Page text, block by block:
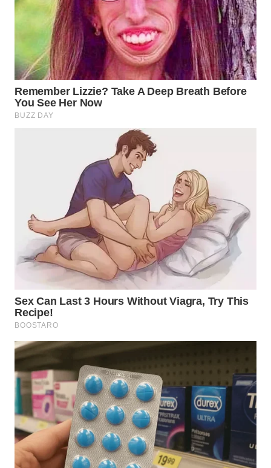
TAPANULI
TENGAH
WN DELI
SERDANG
WN
KARAWANG
WN
BEKASI
WN
BOGOR
DEPOK
WN
TAPANULI
UTARA
WN